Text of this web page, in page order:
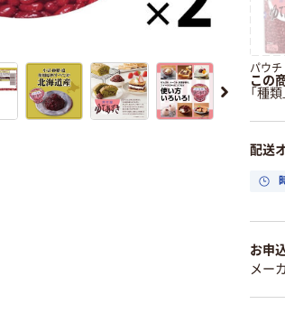
パウチ
この
「種
配送
お申
メー